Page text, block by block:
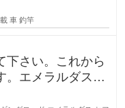
車 釣竿
下さい。これから
。エメラルダスや